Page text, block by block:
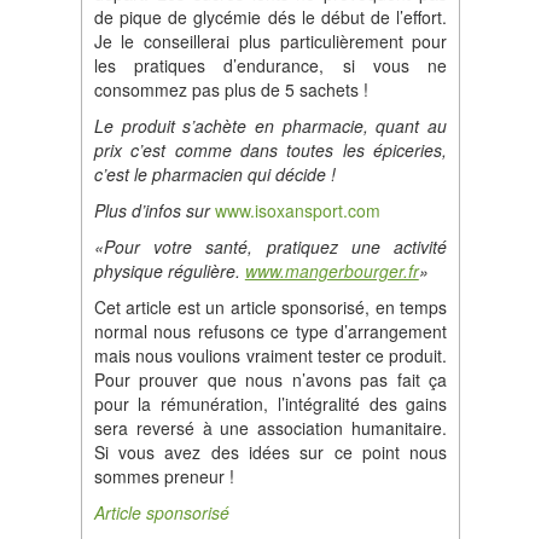
de pique de glycémie dés le début de l’effort.
Je le conseillerai plus particulièrement pour
les pratiques d’endurance, si vous ne
consommez pas plus de 5 sachets !
Le produit s’achète en pharmacie, quant au
prix c’est comme dans toutes lesépiceries,
c’est le pharmacien qui décide !
Plus d’infos surwww.isoxansport.com
«Pour votre santé, pratiquez une activité
physique régulière. www.mangerbourger.fr»
Cet article est un article sponsorisé, en temps
normal nous refusons ce type d’arrangement
mais nous voulions vraiment tester ce produit.
Pour prouver que nous n’avons pas fait ça
pour la rémunération, l’intégralité des gains
sera reversé à une association humanitaire.
Si vous avez des idées sur ce point nous
sommes preneur !
Article sponsorisé